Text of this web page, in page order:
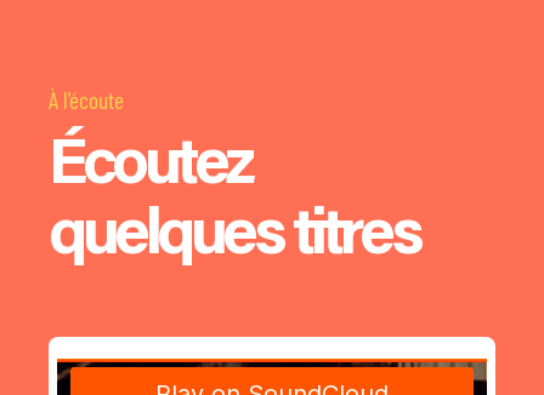
À l'écoute
Écoutez
quelques titres